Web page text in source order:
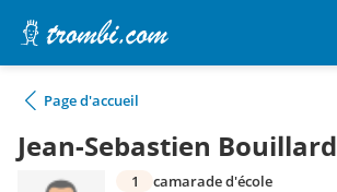
Page d'accueil
Jean-Sebastien Bouillard
1 camarade d'école